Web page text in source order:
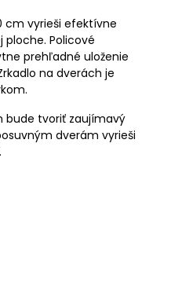
cm vyrieši efektívne
Policové
prehľadné uloženie
na dverách je
bude tvoriť zaujímavý
dverám vyrieši